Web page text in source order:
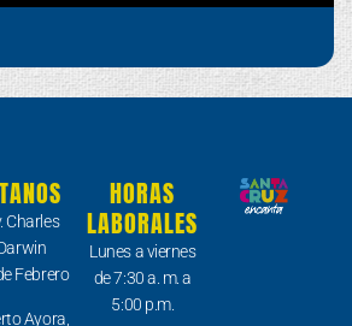
Charles
Febrero
Ayora,
HORAS
LABORALES
Lunes a viernes
de 7:30 a. m. a
5:00 p.m.